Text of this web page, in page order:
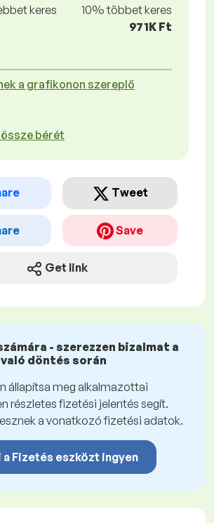
keres
10% többet keres
971K Ft
a grafikonon szereplő
bérét
Tweet
Save
Get link
- szerezzen bizalmat a
döntés során
állapítsa meg alkalmazottai
részletes fizetési jelentés segít.
a vonatkozó fizetési adatok.
a Fizetés eszközt ingyen